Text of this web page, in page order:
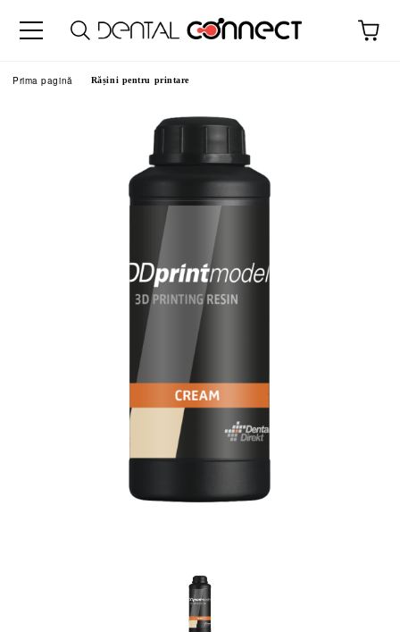
Prima pagină Rășini pentru printare